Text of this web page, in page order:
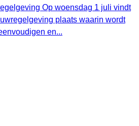
Op woensdag 1 juli vindt
plaats waarin wordt
en...